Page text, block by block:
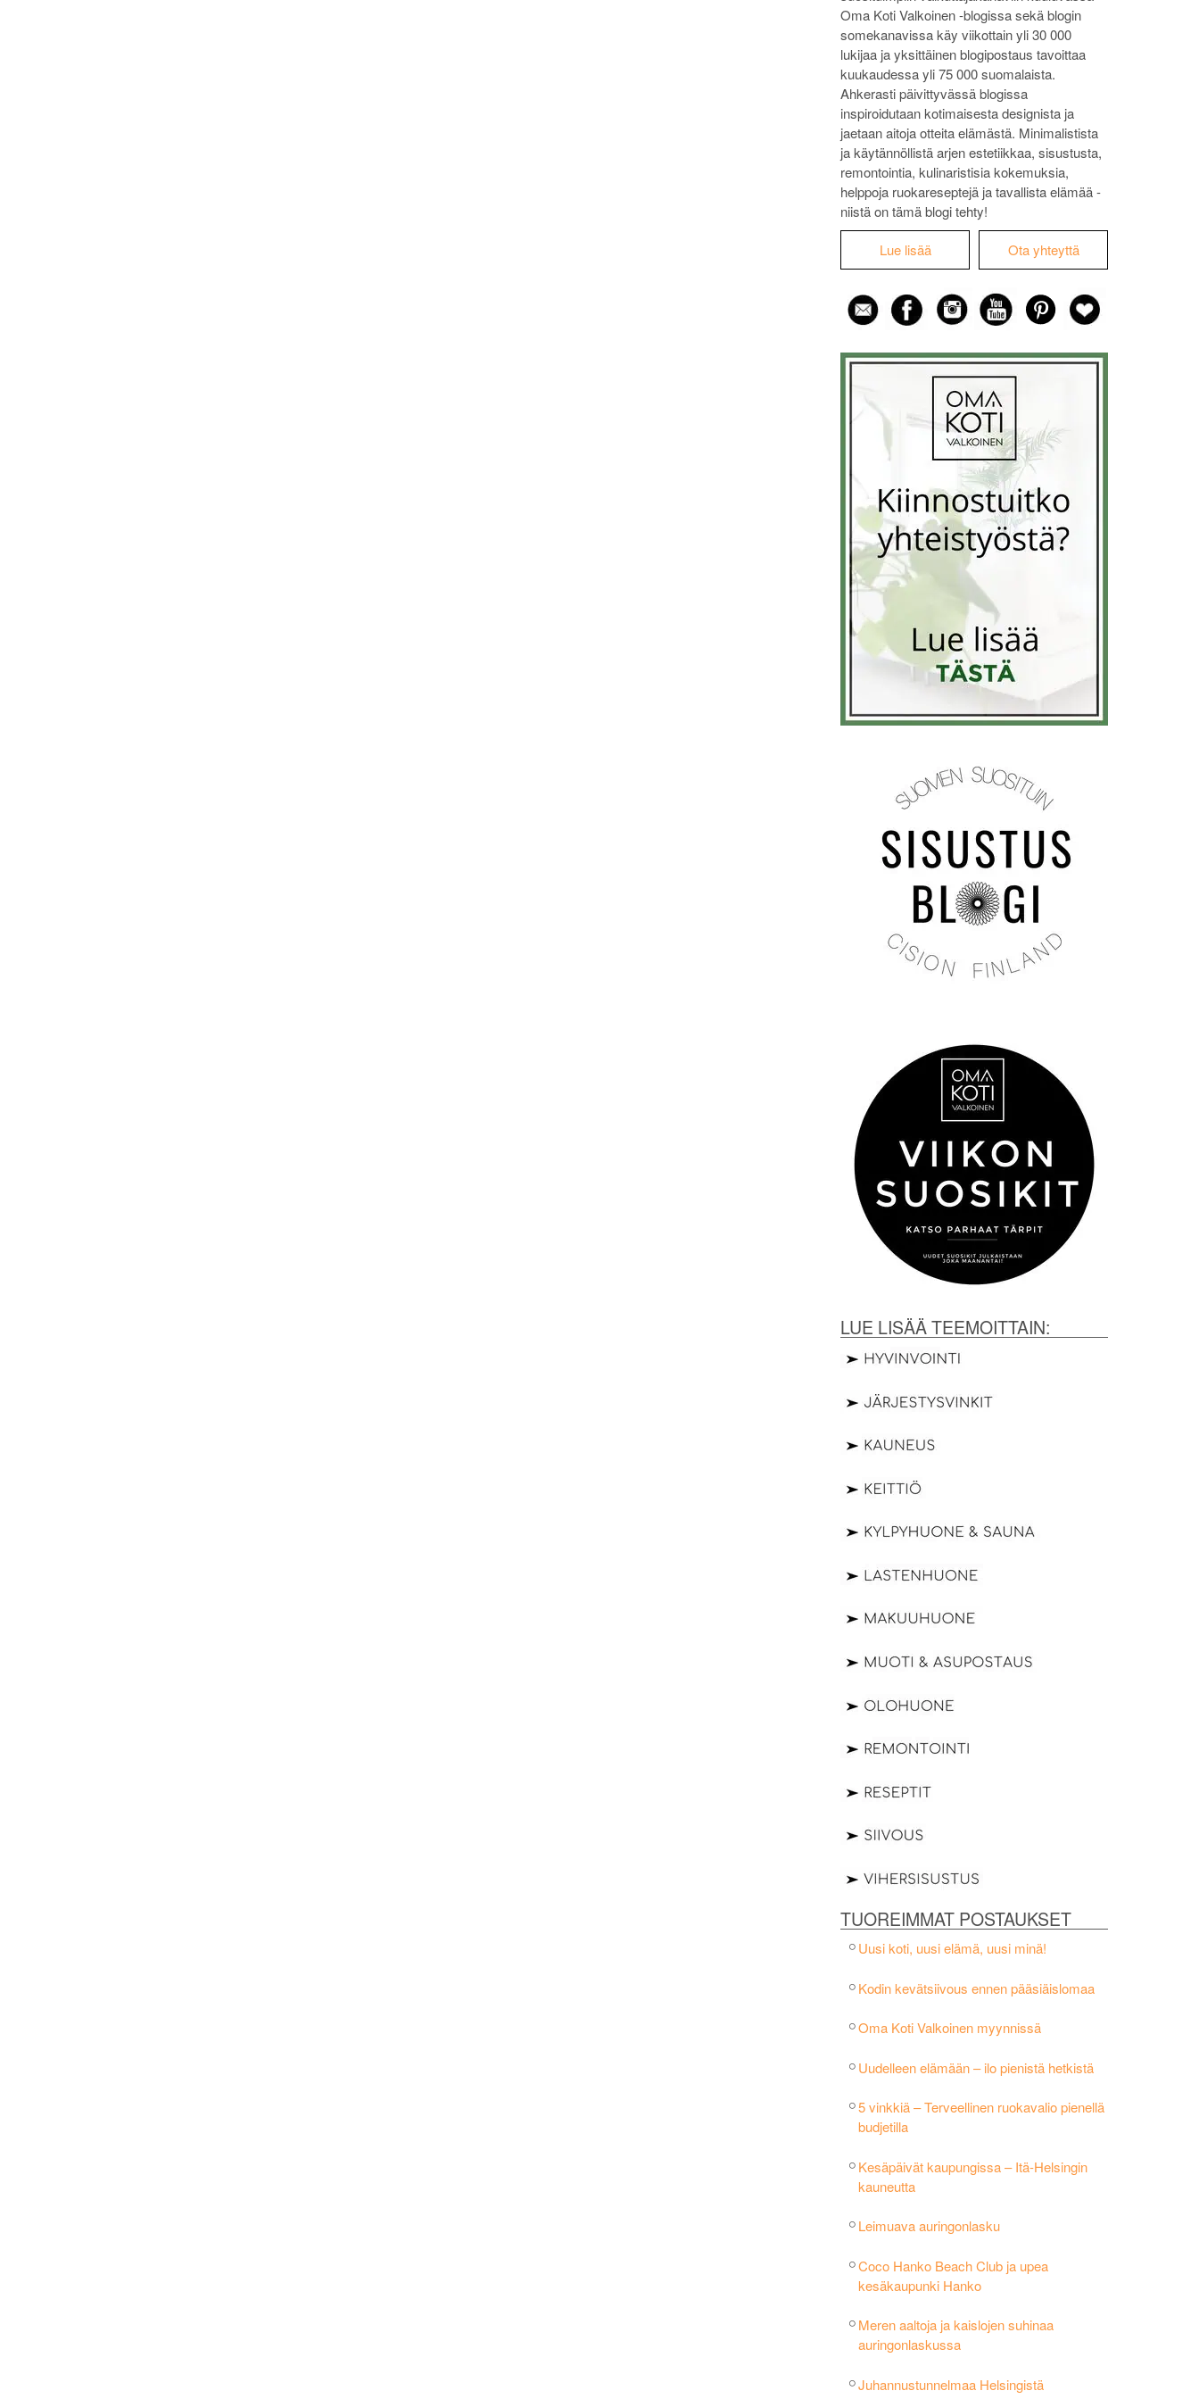
Oma Koti Valkoinen -blogissa sekä blogin
somekanavissa käy viikottain yli 30 000
lukijaa ja yksittäinen blogipostaus tavoittaa
kuukaudessa yli 75 000 suomalaista.
Ahkerasti päivittyvässä blogissa
inspiroidutaan kotimaisesta designista ja
jaetaan aitoja otteita elämästä. Minimalistista
ja käytännöllistä arjen estetiikkaa, sisustusta,
remontointia, kulinaristisia kokemuksia,
helppoja ruokareseptejä ja tavallista elämää -
niistä on tämä blogi tehty!
Lue lisää Ota yhteyttä
LUE LISÄÄ TEEMOITTAIN:
TUOREIMMAT POSTAUKSET
Uusi koti, uusi elämä, uusi minä!
Kodin kevätsiivous ennen pääsiäislomaa
Oma Koti Valkoinen myynnissä
Uudelleen elämään – ilo pienistä hetkistä
5 vinkkiä – Terveellinen ruokavalio pienellä
budjetilla
Kesäpäivät kaupungissa – Itä-Helsingin
kauneutta
Leimuava auringonlasku
Coco Hanko Beach Club ja upea
kesäkaupunki Hanko
Meren aaltoja ja kaislojen suhinaa
auringonlaskussa
Juhannustunnelmaa Helsingistä